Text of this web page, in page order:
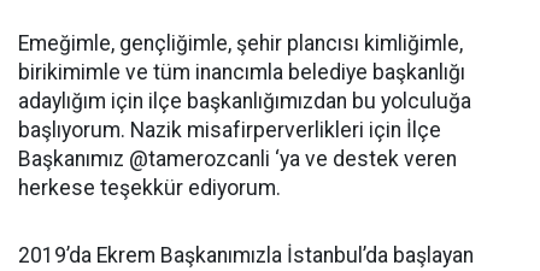
Emeğimle, gençliğimle, şehir plancısı kimliğimle,
birikimimle ve tüm inancımla belediye başkanlığı
adaylığım için ilçe başkanlığımızdan bu yolculuğa
başlıyorum. Nazik misafirperverlikleri için İlçe
Başkanımız @tamerozcanli ‘ya ve destek veren
herkese teşekkür ediyorum.
2019’da Ekrem Başkanımızla İstanbul’da başlayan